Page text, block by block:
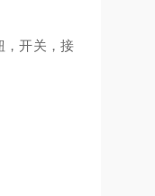
，开关，接